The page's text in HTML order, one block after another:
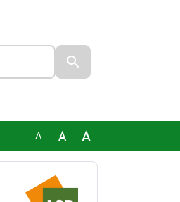
A A A